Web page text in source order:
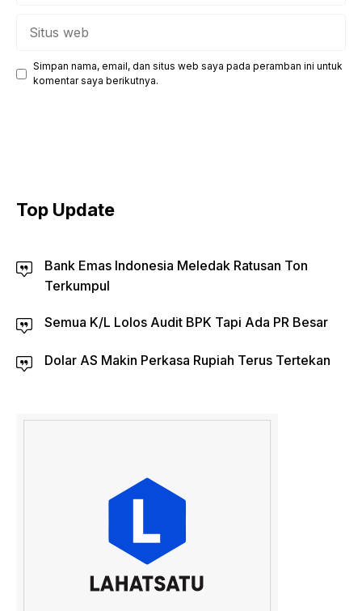
Simpan nama, email, dan situs web saya pada peramban ini untuk
komentar saya berikutnya.
Top Update
Bank Emas Indonesia Meledak Ratusan Ton
Terkumpul
Semua K/L Lolos Audit BPK Tapi Ada PR Besar
Dolar AS Makin Perkasa Rupiah Terus Tertekan